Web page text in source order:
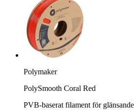
Polymaker
PolySmooth Coral Red
PVB-baserat filament för